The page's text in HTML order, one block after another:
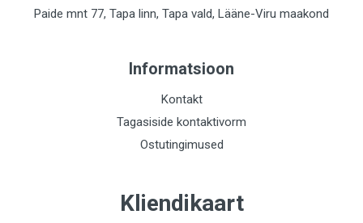
Paide mnt 77, Tapa linn, Tapa vald, Lääne-Viru maakond
Informatsioon
Kontakt
Tagasiside kontaktivorm
Ostutingimused
Kliendikaart